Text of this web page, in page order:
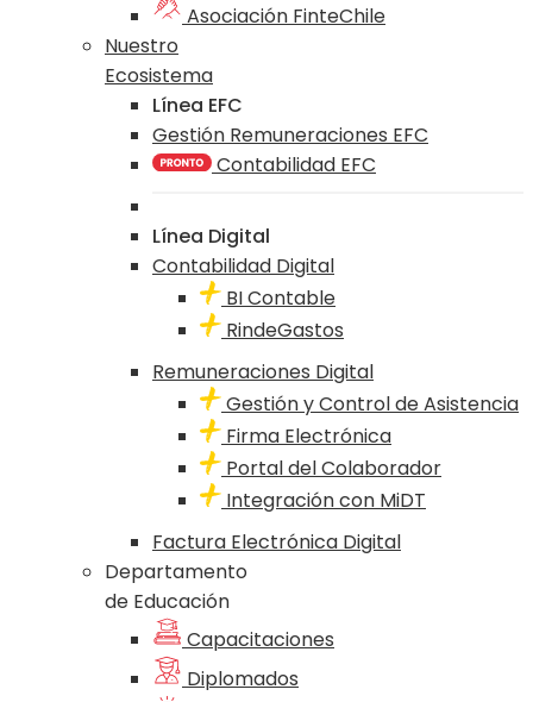
Asociación FinteChile
Nuestro
Ecosistema
Línea EFC
Gestión Remuneraciones EFC
Contabilidad EFC
Línea Digital
Contabilidad Digital
BI Contable
RindeGastos
Remuneraciones Digital
Gestión y Control de Asistencia
Firma Electrónica
Portal del Colaborador
Integración con MiDT
Factura Electrónica Digital
Departamento
de Educación
Capacitaciones
Diplomados